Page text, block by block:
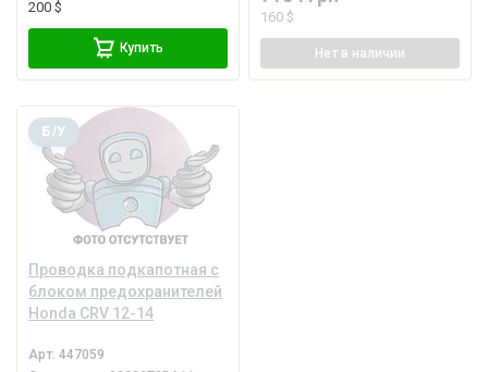
200 $
Купить
160 $
Нет в наличии
Проводка подкапотная с
блоком предохранителей
Honda CRV 12-14
Б/У
Арт.447059